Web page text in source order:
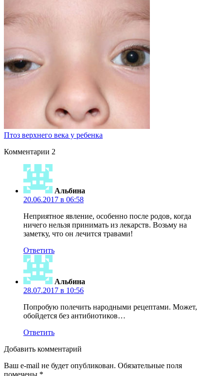
Птоз верхнего века у ребенка
Комментарии 2
Альбина
20.06.2017 в 06:58
Неприятное явление, особенно после родов, когда
ничего нельзя принимать из лекарств. Возьму на
заметку, что он лечится травами!
Ответить
Альбина
28.07.2017 в 10:56
Попробую полечить народными рецептами. Может,
обойдется без антибиотиков…
Ответить
Добавить комментарий
Ваш e-mail не будет опубликован. Обязательные поля